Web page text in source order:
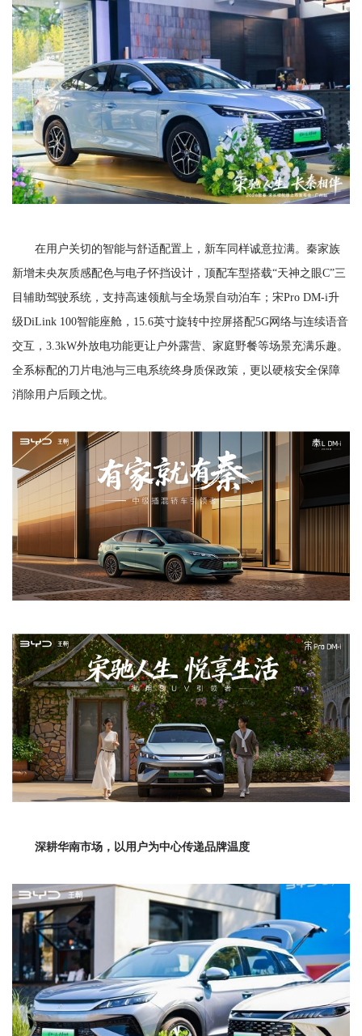
在用户关切的智能与舒适配置上，新车同样诚意拉满。秦家族
新增未央灰质感配色与电子怀挡设计，顶配车型搭载“天神之眼C”三
目辅助驾驶系统，支持高速领航与全场景自动泊车；宋Pro DM-i升
级DiLink 100智能座舱，15.6英寸旋转中控屏搭配5G网络与连续语音
交互，3.3kW外放电功能更让户外露营、家庭野餐等场景充满乐趣。
全系标配的刀片电池与三电系统终身质保政策，更以硬核安全保障
消除用户后顾之忧。
深耕华南市场，以用户为中心传递品牌温度